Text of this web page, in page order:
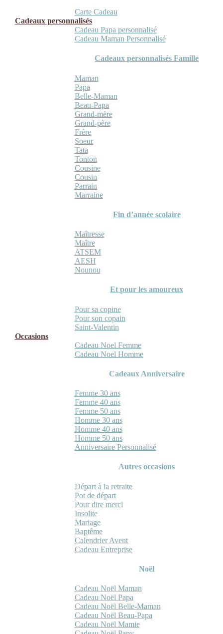
Carte Cadeau
Cadeaux personnalisés
Cadeau Papa personnalisé
Cadeau Maman Personnalisé
Cadeaux personnalisés Famille
Maman
Papa
Belle-Maman
Beau-Papa
Grand-mère
Grand-père
Frère
Soeur
Tata
Tonton
Cousine
Cousin
Parrain
Marraine
Fin d’année scolaire
Maîtresse
Maître
ATSEM
AESH
Nounou
Et pour les amoureux
Pour sa copine
Pour son copain
Saint-Valentin
Occasions
Cadeau Noel Femme
Cadeau Noel Homme
Cadeaux Anniversaire
Femme 30 ans
Femme 40 ans
Femme 50 ans
Homme 30 ans
Homme 40 ans
Homme 50 ans
Anniversaire Personnalisé
Autres occasions
Départ à la retraite
Pot de départ
Pour dire merci
Insolite
Mariage
Baptême
Calendrier Avent
Cadeau Entreprise
Noël
Cadeau Noël Maman
Cadeau Noël Papa
Cadeau Noël Belle-Maman
Cadeau Noël Beau-Papa
Cadeau Noël Mamie